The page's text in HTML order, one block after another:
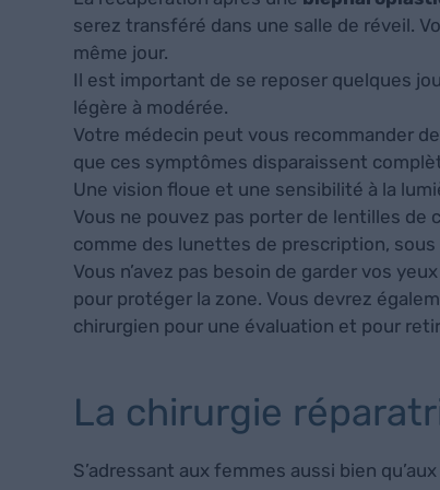
serez transféré dans une salle de réveil.
même jour.
Il est important de se reposer quelques
légère à modérée.
Votre médecin peut vous recommander
que ces symptômes disparaissent
Une vision floue et une sensibilité à la
Vous ne pouvez pas porter de lentilles de
comme des lunettes de prescription, sous
Vous n’avez pas besoin de garder vos
pour protéger la zone. Vous devrez
chirurgien pour une évaluation et pour
La chirurgie
S’adressant aux femmes aussi bien